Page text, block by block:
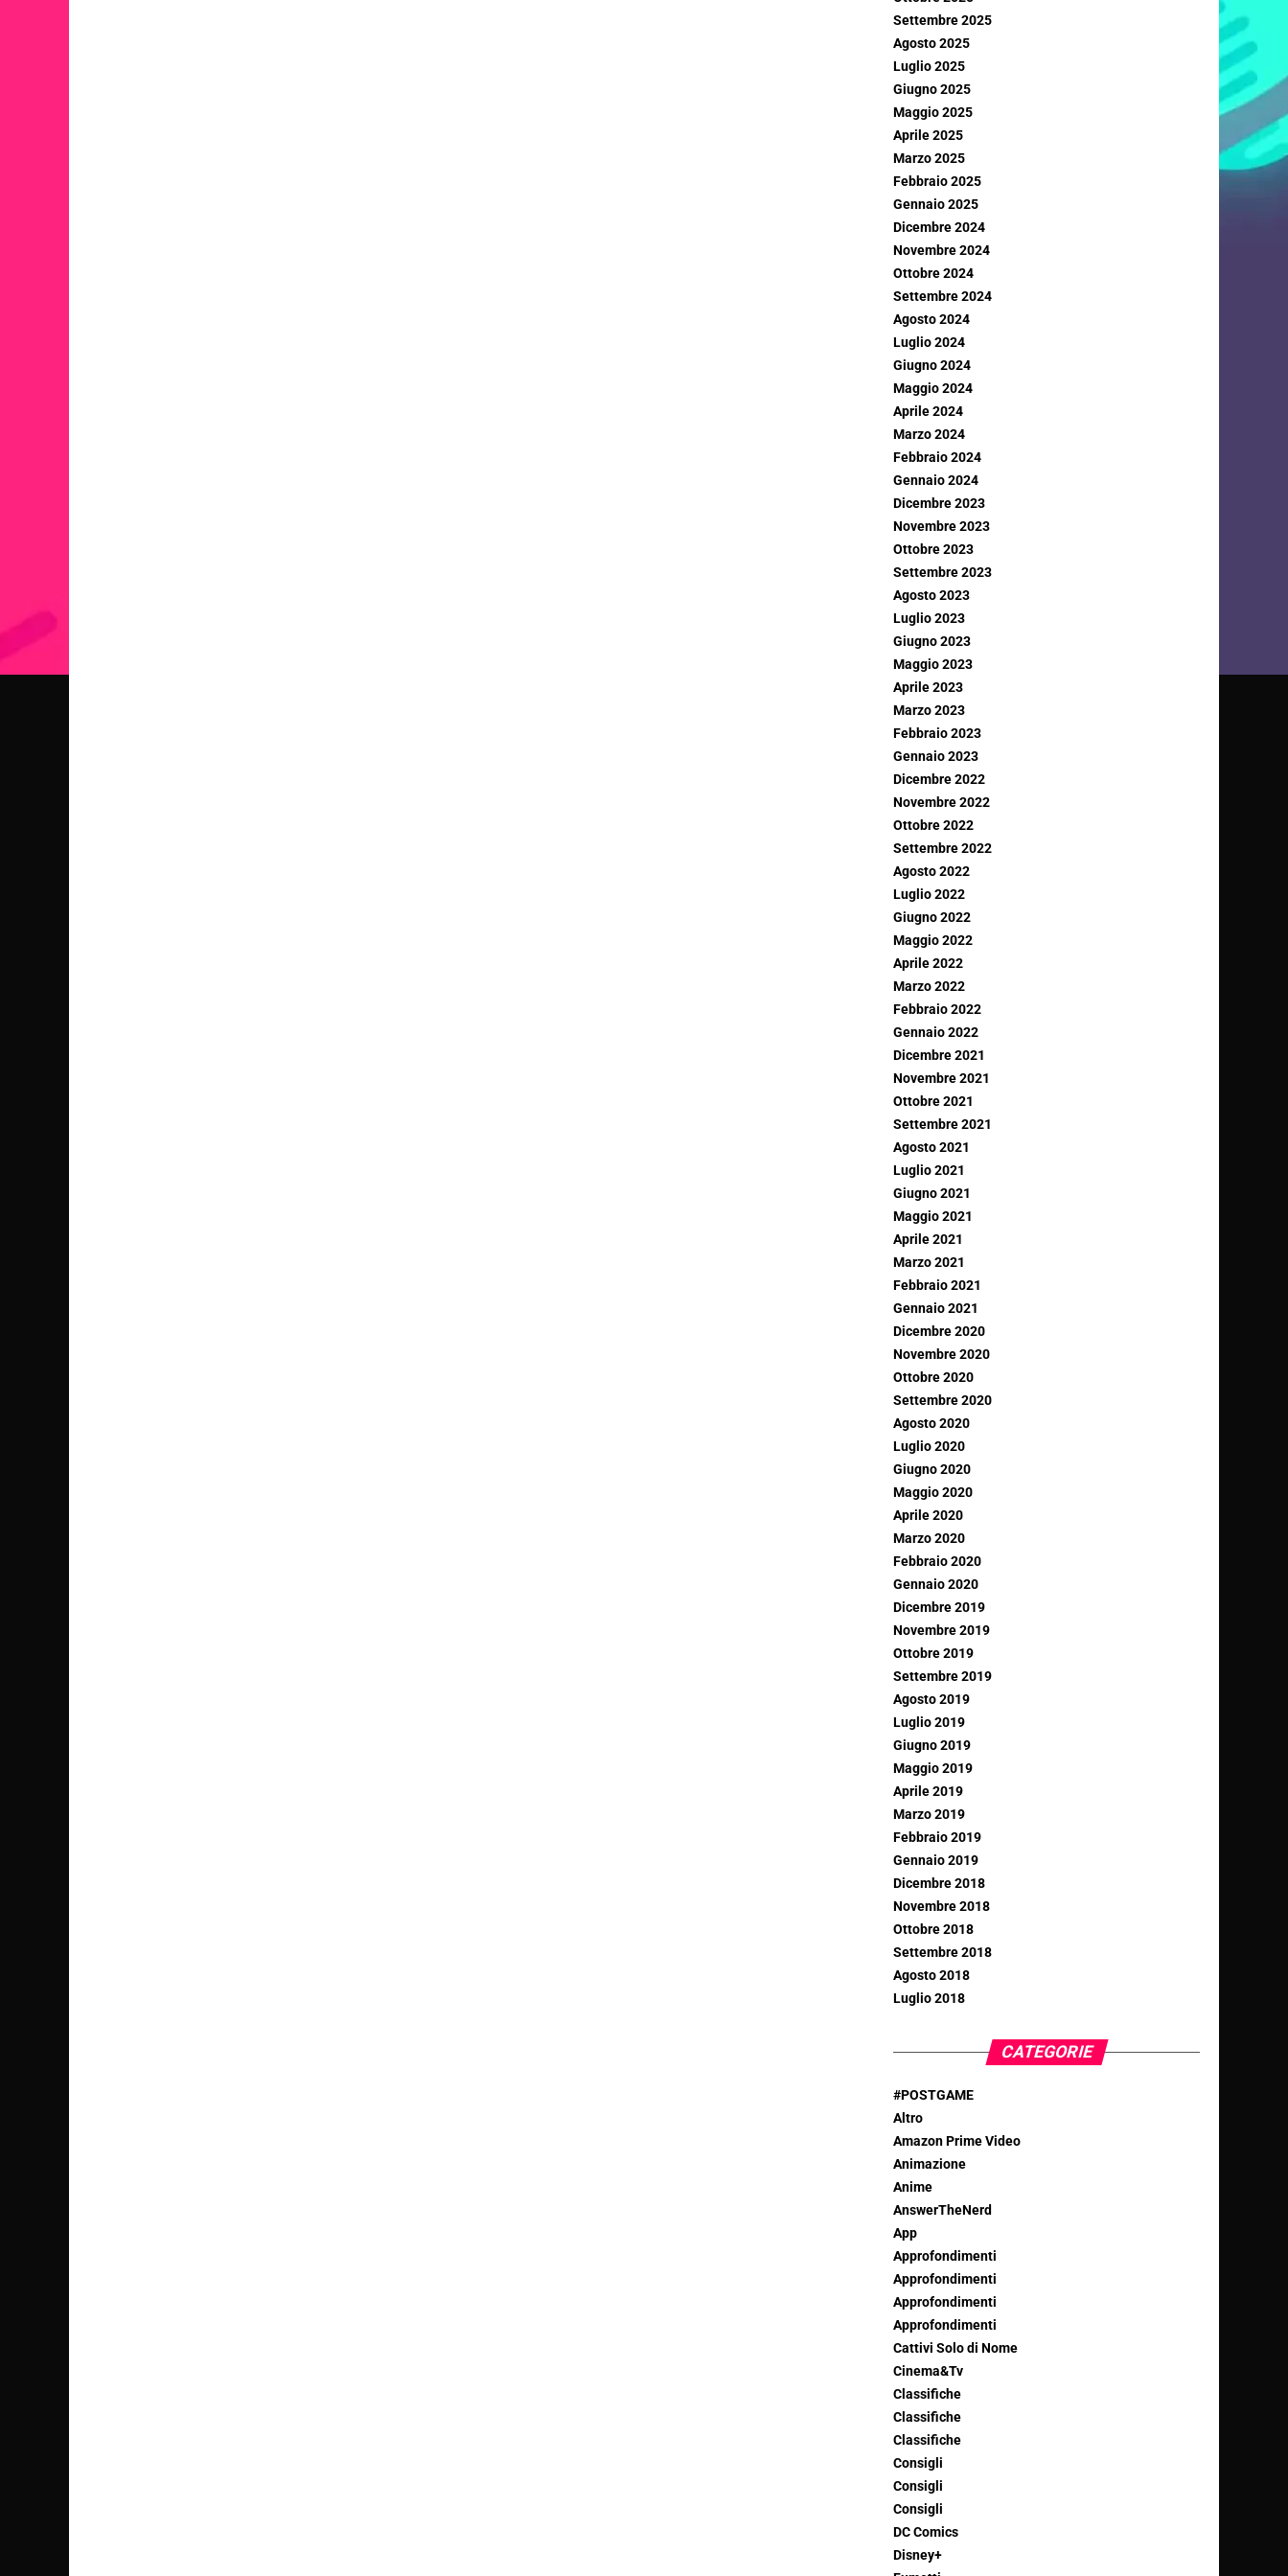
Settembre 2025
Agosto 2025
Luglio 2025
Giugno 2025
Maggio 2025
Aprile 2025
Marzo 2025
Febbraio 2025
Gennaio 2025
Dicembre 2024
Novembre 2024
Ottobre 2024
Settembre 2024
Agosto 2024
Luglio 2024
Giugno 2024
Maggio 2024
Aprile 2024
Marzo 2024
Febbraio 2024
Gennaio 2024
Dicembre 2023
Novembre 2023
Ottobre 2023
Settembre 2023
Agosto 2023
Luglio 2023
Giugno 2023
Maggio 2023
Aprile 2023
Marzo 2023
Febbraio 2023
Gennaio 2023
Dicembre 2022
Novembre 2022
Ottobre 2022
Settembre 2022
Agosto 2022
Luglio 2022
Giugno 2022
Maggio 2022
Aprile 2022
Marzo 2022
Febbraio 2022
Gennaio 2022
Dicembre 2021
Novembre 2021
Ottobre 2021
Settembre 2021
Agosto 2021
Luglio 2021
Giugno 2021
Maggio 2021
Aprile 2021
Marzo 2021
Febbraio 2021
Gennaio 2021
Dicembre 2020
Novembre 2020
Ottobre 2020
Settembre 2020
Agosto 2020
Luglio 2020
Giugno 2020
Maggio 2020
Aprile 2020
Marzo 2020
Febbraio 2020
Gennaio 2020
Dicembre 2019
Novembre 2019
Ottobre 2019
Settembre 2019
Agosto 2019
Luglio 2019
Giugno 2019
Maggio 2019
Aprile 2019
Marzo 2019
Febbraio 2019
Gennaio 2019
Dicembre 2018
Novembre 2018
Ottobre 2018
Settembre 2018
Agosto 2018
Luglio 2018
CATEGORIE
#POSTGAME
Altro
Amazon Prime Video
Animazione
Anime
AnswerTheNerd
App
Approfondimenti
Approfondimenti
Approfondimenti
Approfondimenti
Cattivi Solo di Nome
Cinema&Tv
Classifiche
Classifiche
Classifiche
Consigli
Consigli
Consigli
DC Comics
Disney+